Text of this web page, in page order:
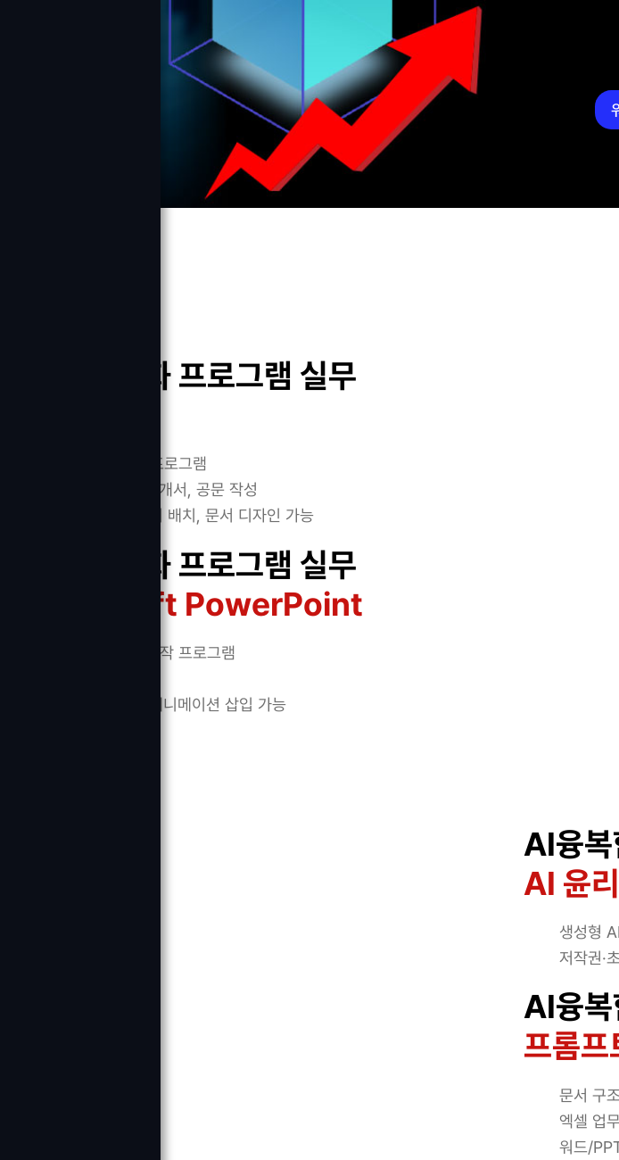
사무자동화 프로그램 실무
→ 문서 작성 프로그램
보고서, 자기소개서, 공문 작성
표 삽입, 이미지 배치, 문서 디자인 가능
사무자동화 프로그램 실무
Microsoft PowerPoint
→ 발표자료 제작 프로그램
이미지 영상, 애니메이션 삽입 가능
AI융복
AI 윤
생성형
저작권·
AI융복
프롬프
문서 구
엑셀 업
워드/